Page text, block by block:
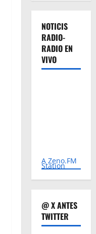
NOTICIS
RADIO-
RADIO EN
VIVO
A Zeno.FM
Station
@ X ANTES
TWITTER